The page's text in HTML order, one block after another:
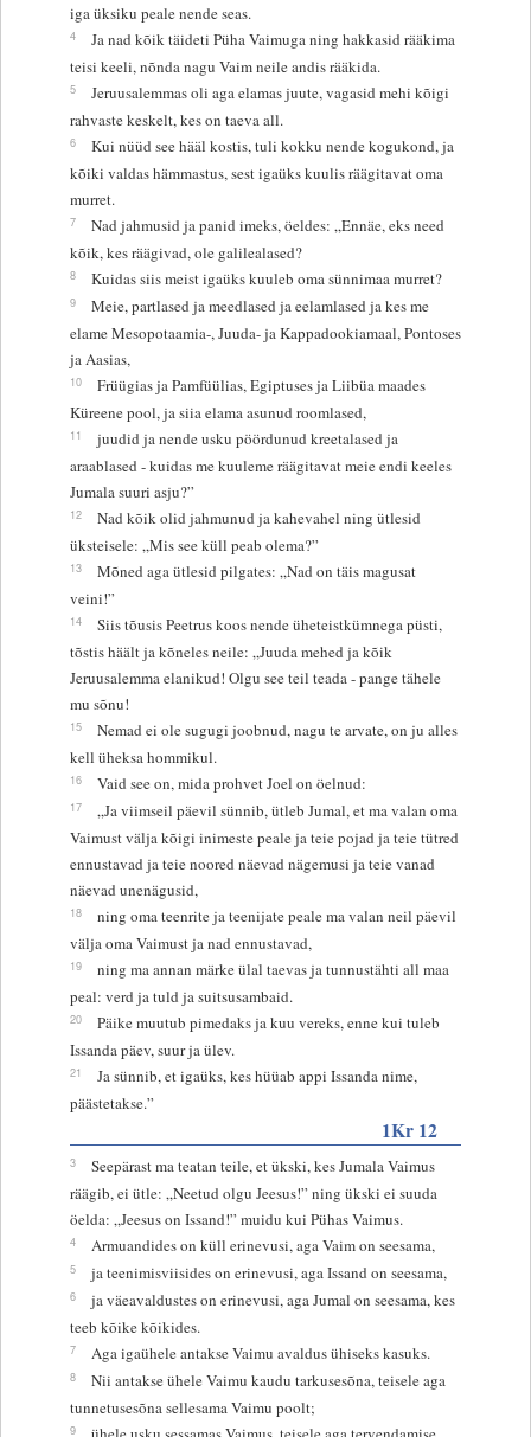
iga üksiku peale nende seas.
4
Ja nad kõik täideti Püha Vaimuga ning hakkasid rääkima
teisi keeli, nõnda nagu Vaim neile andis rääkida.
5
Jeruusalemmas oli aga elamas juute, vagasid mehi kõigi
rahvaste keskelt, kes on taeva all.
6
Kui nüüd see hääl kostis, tuli kokku nende kogukond, ja
kõiki valdas hämmastus, sest igaüks kuulis räägitavat oma
murret.
7
Nad jahmusid ja panid imeks, öeldes: „Ennäe, eks need
kõik, kes räägivad, ole galilealased?
8 Kuidas siis meist igaüks kuuleb oma sünnimaa murret?
9
Meie, partlased ja meedlased ja eelamlased ja kes me
elame Mesopotaamia-, Juuda- ja Kappadookiamaal, Pontoses
ja Aasias,
10
Früügias ja Pamfüülias, Egiptuses ja Liibüa maades
Küreene pool, ja siia elama asunud roomlased,
11
juudid ja nende usku pöördunud kreetalased ja
araablased - kuidas me kuuleme räägitavat meie endi keeles
Jumala suuri asju?”
12
Nad kõik olid jahmunud ja kahevahel ning ütlesid
üksteisele: „Mis see küll peab olema?”
13
Mõned aga ütlesid pilgates: „Nad on täis magusat
veini!”
14
Siis tõusis Peetrus koos nende üheteistkümnega püsti,
tõstis häält ja kõneles neile: „Juuda mehed ja kõik
Jeruusalemma elanikud! Olgu see teil teada - pange tähele
mu sõnu!
15
Nemad ei ole sugugi joobnud, nagu te arvate, on ju alles
kell üheksa hommikul.
16 Vaid see on, mida prohvet Joel on öelnud:
17
„Ja viimseil päevil sünnib, ütleb Jumal, et ma valan oma
Vaimust välja kõigi inimeste peale ja teie pojad ja teie tütred
ennustavad ja teie noored näevad nägemusi ja teie vanad
näevad unenägusid,
18
ning oma teenrite ja teenijate peale ma valan neil päevil
välja oma Vaimust ja nad ennustavad,
19
ning ma annan märke ülal taevas ja tunnustähti all maa
peal: verd ja tuld ja suitsusambaid.
20
Päike muutub pimedaks ja kuu vereks, enne kui tuleb
Issanda päev, suur ja ülev.
21
Ja sünnib, et igaüks, kes hüüab appi Issanda nime,
päästetakse.”
1Kr 12
3
Seepärast ma teatan teile, et ükski, kes Jumala Vaimus
räägib, ei ütle: „Neetud olgu Jeesus!” ning ükski ei suuda
öelda: „Jeesus on Issand!” muidu kui Pühas Vaimus.
4 Armuandides on küll erinevusi, aga Vaim on seesama,
5 ja teenimisviisides on erinevusi, aga Issand on seesama,
6
ja väeavaldustes on erinevusi, aga Jumal on seesama, kes
teeb kõike kõikides.
7 Aga igaühele antakse Vaimu avaldus ühiseks kasuks.
8
Nii antakse ühele Vaimu kaudu tarkusesõna, teisele aga
tunnetusesõna sellesama Vaimu poolt;
9